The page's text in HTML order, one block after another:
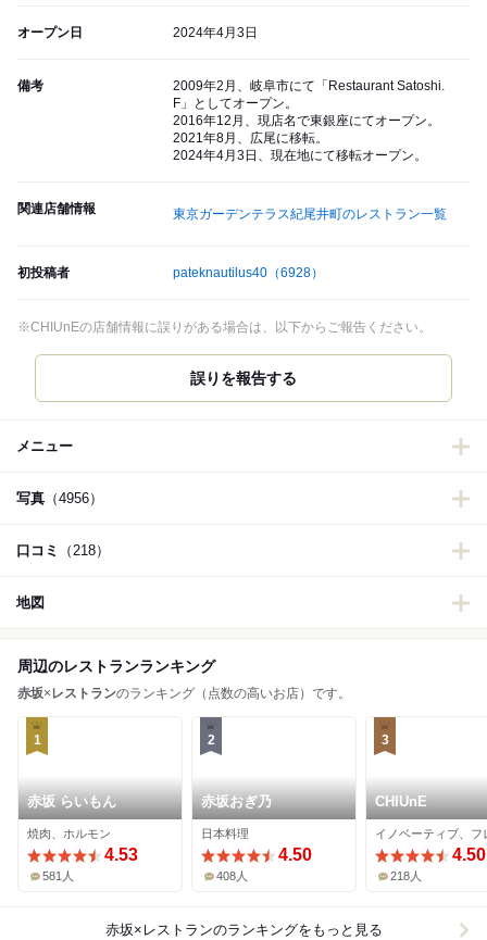
オープン日 2024年4月3日
備考
2009年2月、岐阜市にて「Restaurant Satoshi.
F」としてオープン。
2016年12月、現店名で東銀座にてオープン。
2021年8月、広尾に移転。
2024年4月3日、現在地にて移転オープン。
関連店舗情報 東京ガーデンテラス紀尾井町のレストラン一覧
初投稿者 pateknautilus40 （6928）
※CHIUnEの店舗情報に誤りがある場合は、以下からご報告ください。
誤りを報告する
メニュー
写真 （4956）
口コミ （218）
地図
周辺のレストランランキング
赤坂× レストランのランキング（点数の高いお店）です。
1
赤坂 らいもん
焼肉、ホルモン
4.53
581人
2
赤坂おぎ乃
日本料理
4.50
408人
3
CHIUnE
イノベーティブ、フ
4.50
218人
赤坂×レストランのランキングをもっと見る